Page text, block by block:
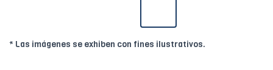
* Las imágenes se exhiben con fines ilustrativos.